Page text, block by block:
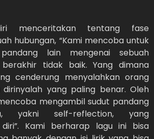
menceritakan tentang fase
hubungan, “Kami mencoba untuk
lain mengenai sebuah
tidak baik. Yang dimana
cenderung menyalahkan orang
yang paling benar. Oleh
mengambil sudut pandang
yakni self-reflection, yang
Kami berharap lagu ini bisa